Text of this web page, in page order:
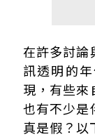
在許多討論
訊透明的
現，有些來
也有不少是
真是假？以